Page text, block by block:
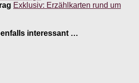
Exklusiv: Erzählkarten rund um
interessant …